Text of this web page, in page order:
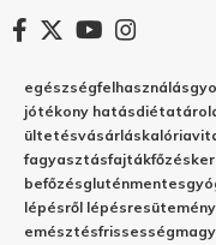
egészségfelhasználás
jótékony hatásdiéta
ültetésvásárláskalória
fagyasztásfajtákfőzés
befőzésgluténmentes
lépésről lépésresütemény
emésztésfrissesség